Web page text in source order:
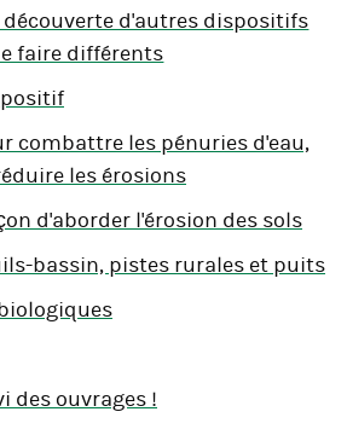
découverte d'autres dispositifs
faire différents
combattre les pénuries d'eau,
les érosions
d'aborder l'érosion des sols
bassin, pistes rurales et puits
des ouvrages !